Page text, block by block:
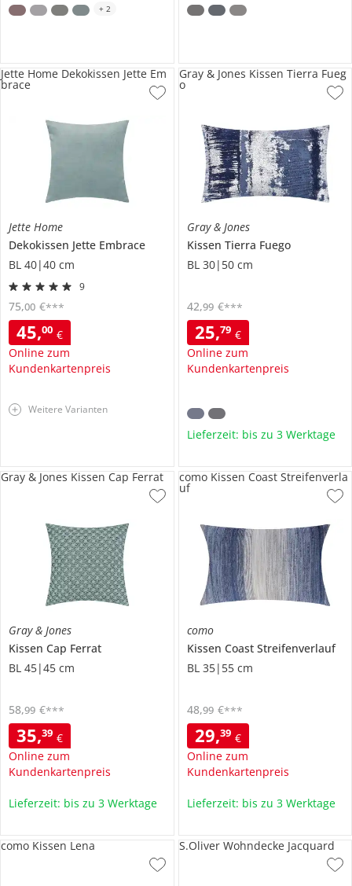
+ 2
Jette Home
Dekokissen Jette Embrace
BL 40|40 cm
9
45,00 €
Online zum
Kundenkartenpreis
75,00 €***
Jette Home Dekokissen Jette Em
brace
Weitere Varianten
Gray & Jones
Kissen Tierra Fuego
BL 30|50 cm
25,79 €
Online zum
Kundenkartenpreis
42,99 €***
Gray & Jones Kissen Tierra Fueg
o
Lieferzeit: bis zu 3 Werktage
Gray & Jones
Kissen Cap Ferrat
BL 45|45 cm
35,39 €
Online zum
Kundenkartenpreis
58,99 €***
Gray & Jones Kissen Cap Ferrat
Lieferzeit: bis zu 3 Werktage
como
Kissen Coast Streifenverlauf
BL 35|55 cm
29,39 €
Online zum
Kundenkartenpreis
48,99 €***
como Kissen Coast Streifenverla
uf
Lieferzeit: bis zu 3 Werktage
como Kissen Lena S.Oliver Wohndecke Jacquard